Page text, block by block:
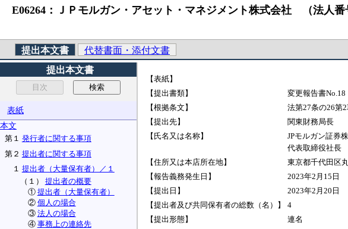
E06264：ＪＰモルガン・アセット・マネジメント株式会社 （法人番
提出本文書
代替書面・添付文書
提出本文書